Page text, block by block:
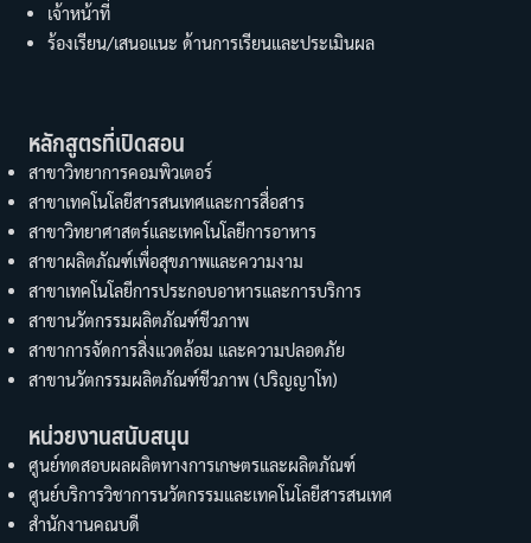
เจ้าหน้าที่
ร้องเรียน/เสนอแนะ ด้านการเรียนและประเมินผล
หลักสูตรที่เปิดสอน
สาขาวิทยาการคอมพิวเตอร์
สาขาเทคโนโลยีสารสนเทศและการสื่อสาร
สาขาวิทยาศาสตร์และเทคโนโลยีการอาหาร
สาขาผลิตภัณฑ์เพื่อสุขภาพและความงาม
สาขาเทคโนโลยีการประกอบอาหารและการบริการ
สาขานวัตกรรมผลิตภัณฑ์ชีวภาพ
สาขาการจัดการสิ่งแวดล้อม และความปลอดภัย
สาขานวัตกรรมผลิตภัณฑ์ชีวภาพ (ปริญญาโท)
หน่วยงานสนับสนุน
ศูนย์ทดสอบผลผลิตทางการเกษตรและผลิตภัณฑ์
ศูนย์บริการวิชาการนวัตกรรมและเทคโนโลยีสารสนเทศ
สำนักงานคณบดี